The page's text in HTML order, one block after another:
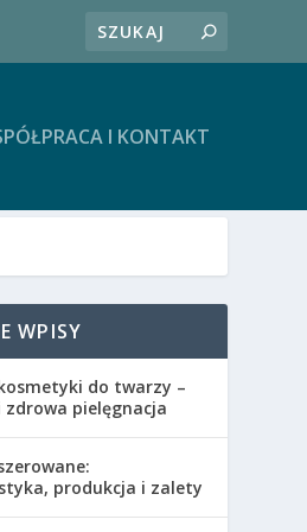
I KONTAKT
WPISY
do twarzy –
zdrowa pielęgnacja
produkcja i zalety